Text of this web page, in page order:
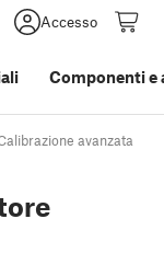
Accesso
Componenti e
avanzata